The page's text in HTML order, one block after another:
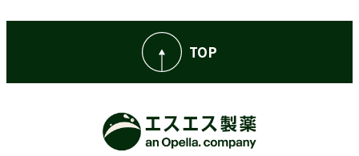
TOP